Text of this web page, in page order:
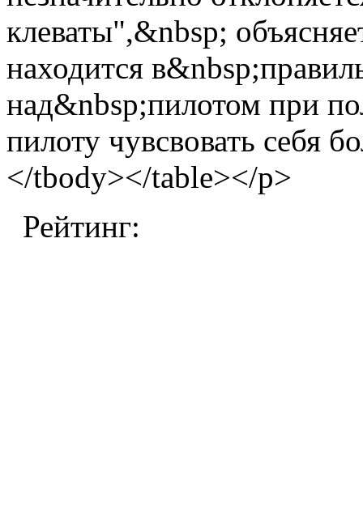
клеваты",&nbsp;
находится
над&nbsp;пилотом при
пилоту чувсвовать себя
</tbody></table></p>
Рейтинг: